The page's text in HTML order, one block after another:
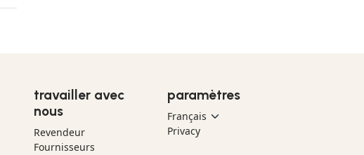
travailler avec
nous
Revendeur
Fournisseurs
paramètres
Privacy